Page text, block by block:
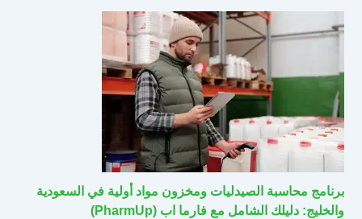
برنامج محاسبة الصيدليات ومخزون مواد أولية في السعودية
والخليج: دليلك الشامل مع فارما اب (PharmUp)